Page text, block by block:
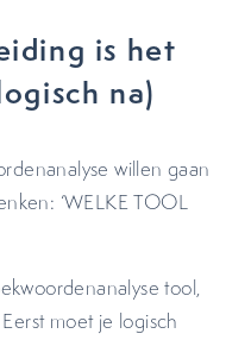
is het
na)
willen gaan
‘WELKE TOOL
tool,
moet je logisch